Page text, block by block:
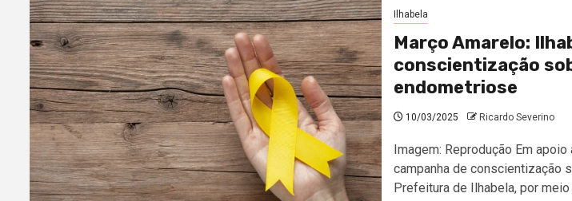
Ilhabela
Março Amarelo:
conscientização
endometriose
10/03/2025 Ricardo Severino
Imagem: Reprodução Em
campanha de conscientização
Prefeitura de Ilhabela, por meio